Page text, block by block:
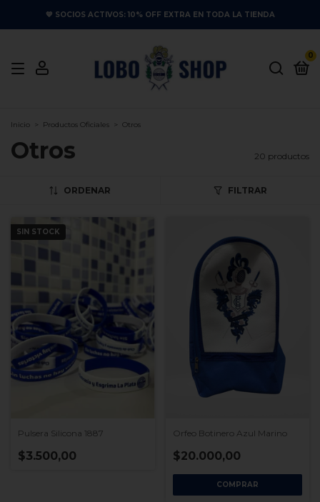
💙 SOCIOS ACTIVOS: 10% OFF EXTRA EN TODA LA TIENDA
0
Inicio > Productos Oficiales > Otros
Otros 20 productos
ORDENAR FILTRAR
SIN STOCK
Pulsera Silicona 1887
$3.500,00
Orfeo Botinero Azul Marino
$20.000,00